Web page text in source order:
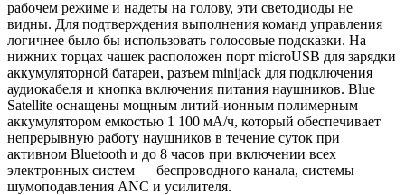
рабочем режиме и надеты на голову, эти светодиоды не
видны. Для подтверждения выполнения команд управления
логичнее было бы использовать голосовые подсказки. На
нижних торцах чашек расположен порт microUSB для зарядки
аккумуляторной батареи, разъем minijack для подключения
аудиокабеля и кнопка включения питания наушников. Blue
Satellite оснащены мощным литий-ионным полимерным
аккумулятором емкостью 1 100 мА/ч, который обеспечивает
непрерывную работу наушников в течение суток при
активном Bluetooth и до 8 часов при включении всех
электронных систем — беспроводного канала, системы
шумоподавления ANC и усилителя.